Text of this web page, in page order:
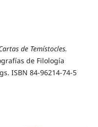
de Temístocles.
de Filología
ISBN 84-96214-74-5